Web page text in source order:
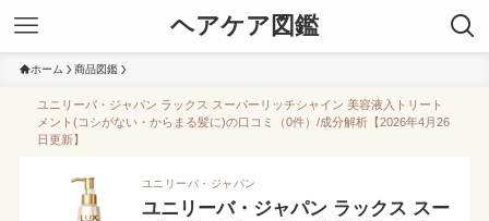
ヘアケア図鑑
ホーム 商品図鑑
ユニリーバ・ジャパン ラックス スーパーリッチシャイン 美容液入トリート
メント(コシがない・からまる髪に)の口コミ（0件）/成分解析【2026年4月26
日更新】
ユニリーバ・ジャパン
ユニリーバ・ジャパン ラックス スー